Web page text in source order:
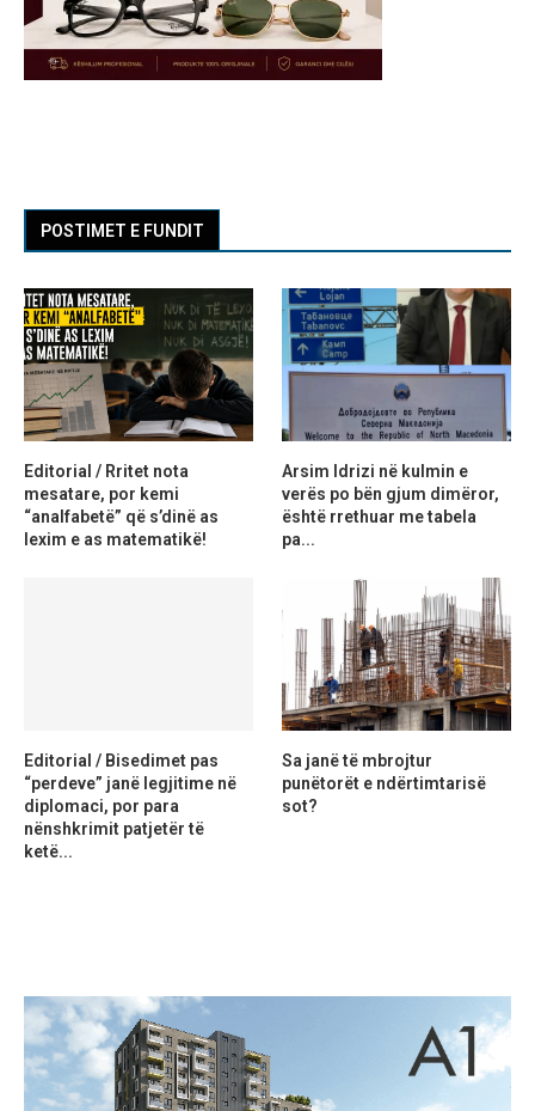
POSTIMET E FUNDIT
Editorial / Rritet nota
mesatare, por kemi
“analfabetë” që s’dinë as
lexim e as matematikë!
Arsim Idrizi në kulmin e
verës po bën gjum dimëror,
është rrethuar me tabela
pa...
Editorial / Bisedimet pas
“perdeve” janë legjitime në
diplomaci, por para
nënshkrimit patjetër të
ketë...
Sa janë të mbrojtur
punëtorët e ndërtimtarisë
sot?